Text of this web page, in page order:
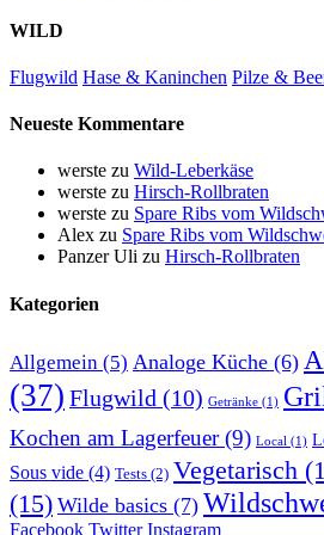
WILD
Flugwild Hase & Kaninchen Pilze &
Neueste Kommentare
werste zu Wild-Leberkäse
werste zu Hirsch-Rollbraten
werste zu Spare Ribs vom
Alex zu Spare Ribs vom
Panzer Uli zu Hirsch-Rollbraten
Kategorien
Allgemein (5) Analoge Küche (6)
(37) Flugwild (10) Getränke (1)
Kochen am Lagerfeuer(9) Local (1)
Sous vide (4) Tests (2) Vegetarisch
(15) Wilde basics (7)
Facebook Twitter Instagram